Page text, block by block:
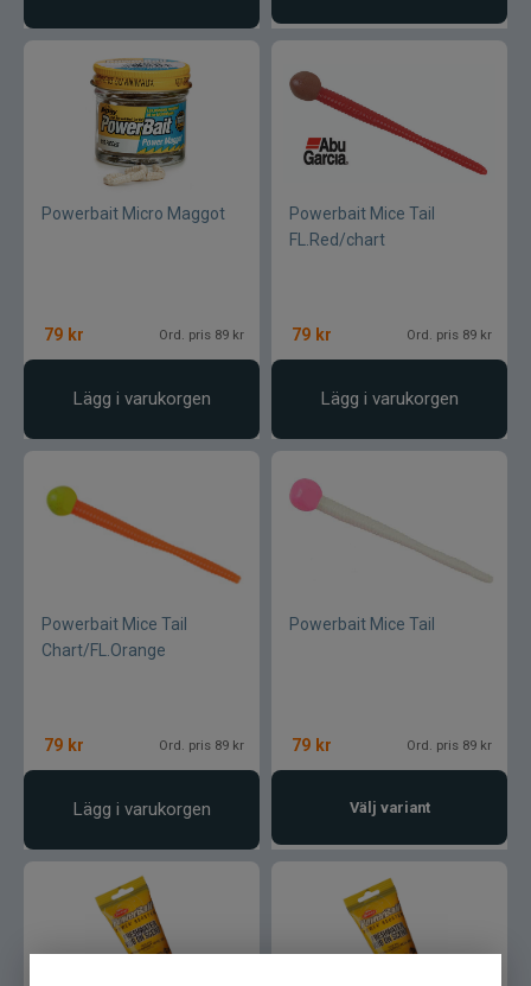
Okuma
Owner
Partridge
Patriot
Pezon & Michel
Pinewood
Pikewallis
Plano
Powerbait
Prologic
Ram mounts
Powerbait Micro Maggot
79 kr Ord. pris 89 kr
Lägg i varukorgen
Powerbait Mice Tail
FL.Red/chart
79 kr Ord. pris 89 kr
Lägg i varukorgen
Powerbait Mice Tail
Chart/FL.Orange
79 kr Ord. pris 89 kr
Lägg i varukorgen
Powerbait Mice Tail
79 kr Ord. pris 89 kr
Välj variant